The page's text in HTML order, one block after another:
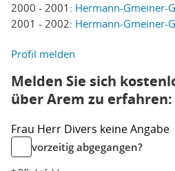
2000 - 2001: Hermann-Gmeiner-
2001 - 2002: Hermann-Gmeiner-
Profil melden
Melden Sie sich
über Arem zu erfahren:
Frau Herr Divers keine Angabe
vorzeitig abgegangen?